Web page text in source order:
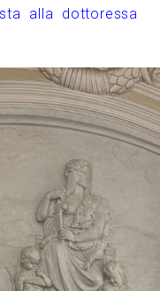
alla dottoressa